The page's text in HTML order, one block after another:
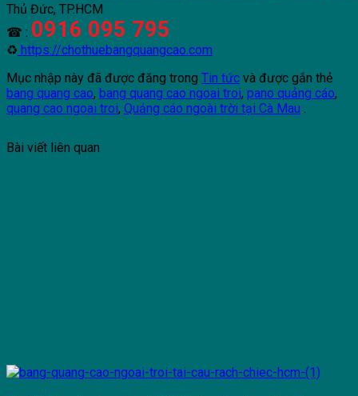
Thủ Đức, TP.HCM
☎ : 0916 095 795
♻ https://chothuebangquangcao.com
Mục nhập này đã được đăng trong Tin tức và được gắn thẻ
bang quang cao, bang quang cao ngoai troi, pano quảng cáo,
quang cao ngoai troi, Quảng cáo ngoài trời tại Cà Mau .
Bài viết liên quan